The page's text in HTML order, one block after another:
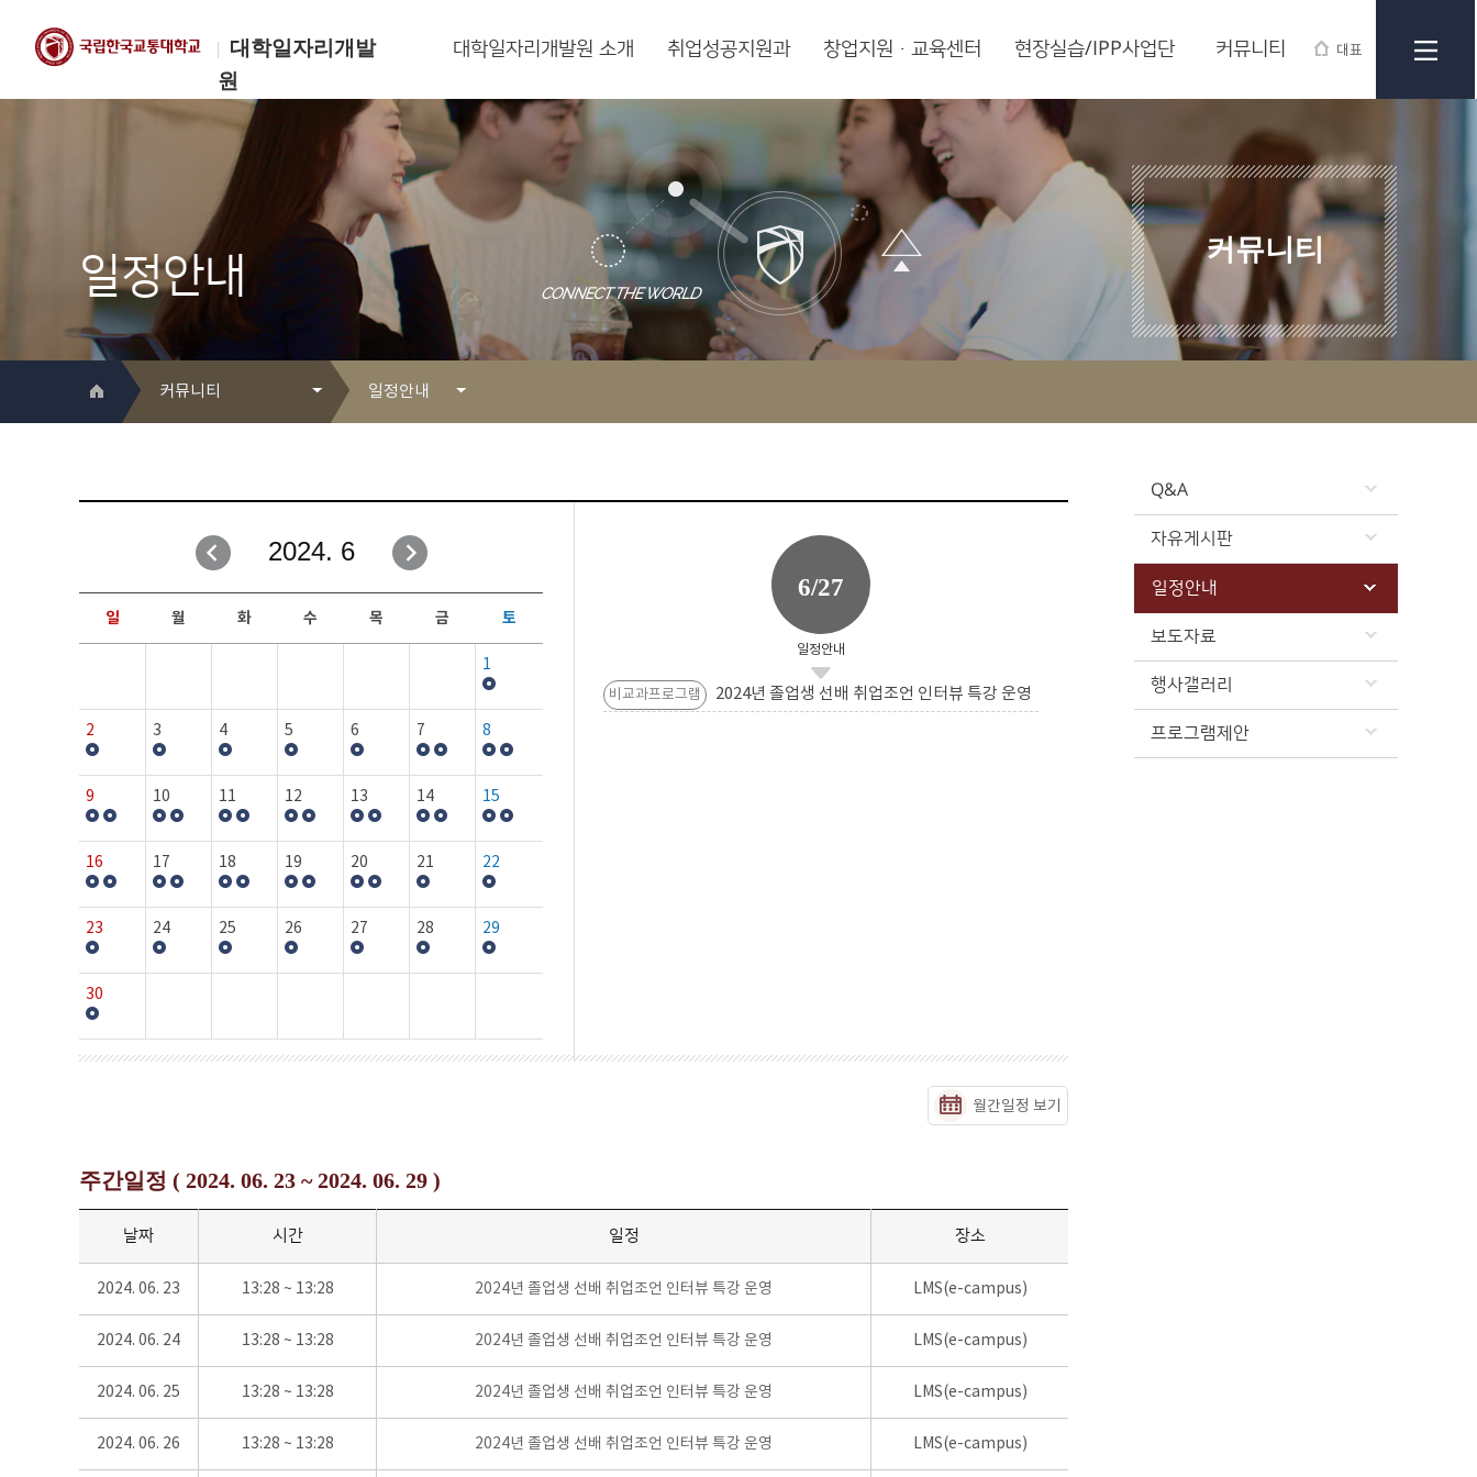
대학일자리개발
원
대표
한국교통대학교
대학일자리개발원
대학일자리개발원 소개 취업성공지원과 창업지원·교육센터 현장실습/IPP사업단 커뮤니티
일정안내
커뮤니티
커뮤니티
취업성공지원과
창업지원·교육센터
현장실습/IPP사업단
커뮤니티
일정안내
자유게시판
일정안내
보도자료
행사갤러리
Q&A
자유게시판
일정안내
보도자료
행사갤러리
프로그램제안
2024. 6
일 월 화 수 목 금 토
1
2 3 4 5 6 7 8
9 10 11 12 13 14 15
16 17 18 19 20 21 22
23 24 25 26 27 28 29
30
6/27
일정안내
비교과프로그램 2024년 졸업생 선배 취업조언 인터뷰 특강 운영
월간일정 보기
주간일정 ( 2024. 06. 23 ~ 2024. 06. 29 )
날짜 시간 일정 장소
2024. 06. 23 13:28 ~ 13:28 2024년 졸업생 선배 취업조언 인터뷰 특강 운영 LMS(e-campus)
2024. 06. 24 13:28 ~ 13:28 2024년 졸업생 선배 취업조언 인터뷰 특강 운영 LMS(e-campus)
2024. 06. 25 13:28 ~ 13:28 2024년 졸업생 선배 취업조언 인터뷰 특강 운영 LMS(e-campus)
2024. 06. 26 13:28 ~ 13:28 2024년 졸업생 선배 취업조언 인터뷰 특강 운영 LMS(e-campus)